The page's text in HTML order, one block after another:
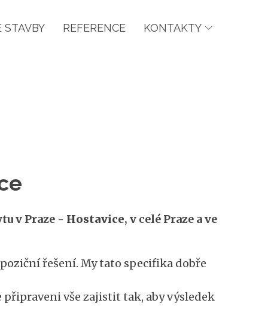
STAVBY REFERENCE KONTAKTY
v Praze - Hostavice, v celé Praze a ve
řešení. My tato specifika dobře
vše zajistit tak, aby výsledek